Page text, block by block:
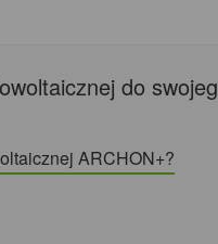
do
ARCHON+?